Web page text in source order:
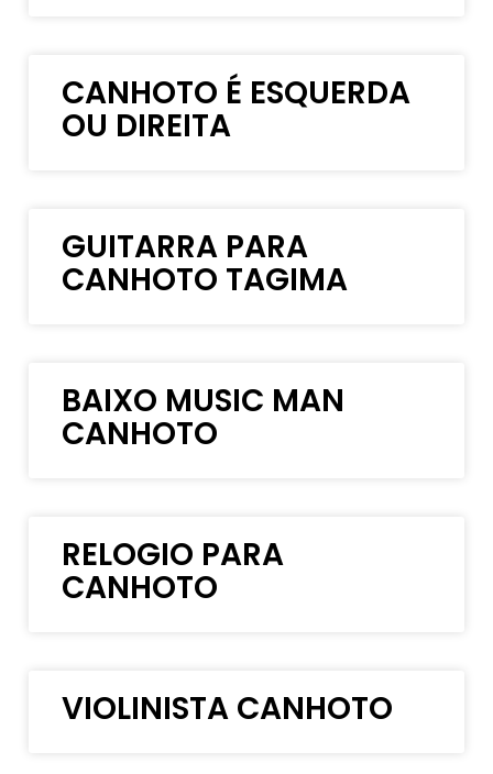
CANHOTO É ESQUERDA
OU DIREITA
GUITARRA PARA
CANHOTO TAGIMA
BAIXO MUSIC MAN
CANHOTO
RELOGIO PARA
CANHOTO
VIOLINISTA CANHOTO